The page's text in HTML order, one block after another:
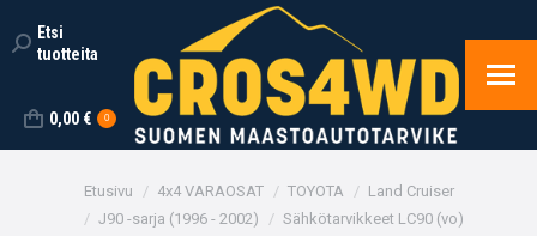
Search:
Etsi
tuotteita
0,00 € 0
You are here:
Etusivu 4x4 VARAOSAT TOYOTA
Land Cruiser
J90 -sarja (1996 - 2002)
Sähkötarvikkeet LC90 (vo)